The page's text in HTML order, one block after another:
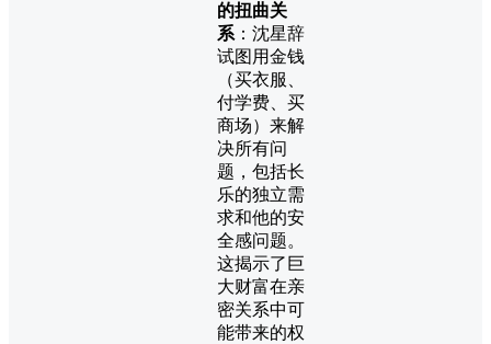
的扭曲关
系 ：沈星辞
试图用金钱
（买衣服、
付学费、买
商场）来解
决所有问
题，包括长
乐的独立需
求和他的安
全感问题。
这揭示了巨
大财富在亲
密关系中可
能带来的权